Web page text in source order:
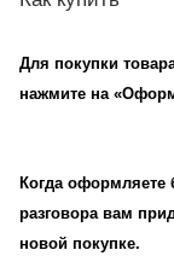
Для покупки
нажмите на
Когда оформляете
разговора вам
новой покупке.